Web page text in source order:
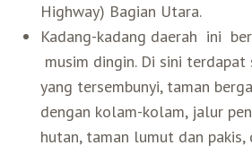
Highway) Bagian Utara.
Kadang-kadang daerah ini
musim dingin. Di sini terdapat
yang tersembunyi, taman
dengan kolam-kolam, jalur
hutan, taman lumut dan pakis,